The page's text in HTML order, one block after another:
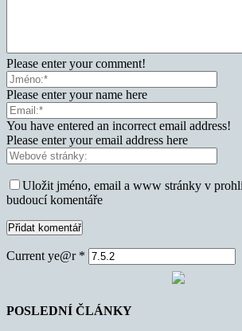
Please enter your comment!
Please enter your name here
You have entered an incorrect email address!
Please enter your email address here
Uložit jméno, email a www stránky v
budoucí komentáře
Current ye@r *
POSLEDNÍ ČLÁNKY